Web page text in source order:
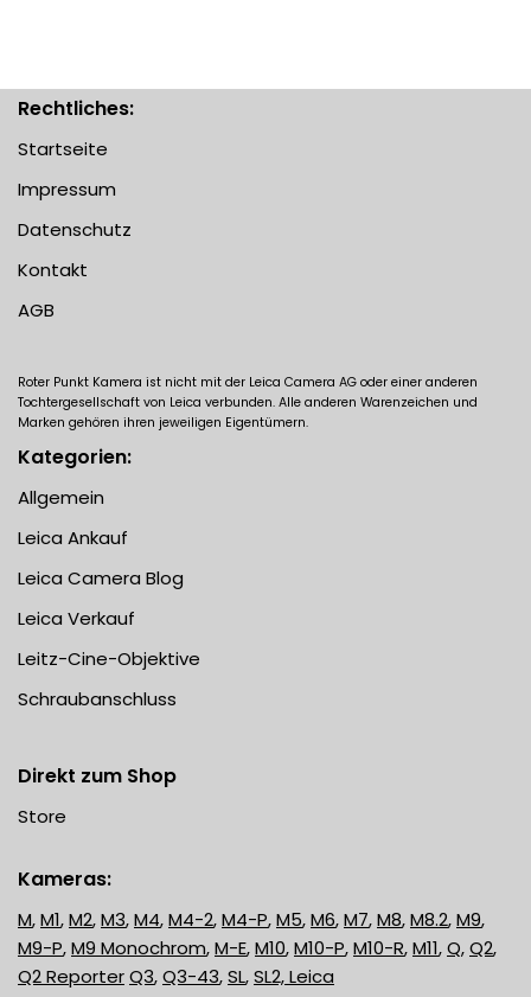
Rechtliches:
Startseite
Impressum
Datenschutz
Kontakt
AGB
Roter Punkt Kamera ist nicht mit der Leica Camera AG oder einer anderen
Tochtergesellschaft von Leica verbunden. Alle anderen Warenzeichen und
Marken gehören ihren jeweiligen Eigentümern.
Kategorien:
Allgemein
Leica Ankauf
Leica Camera Blog
Leica Verkauf
Leitz-Cine-Objektive
Schraubanschluss
Direkt zum Shop
Store
Kameras:
M,M1,M2,M3,M4,M4-2,M4-P,M5,M6,M7,M8,M8.2,M9,
M9-P,M9 Monochrom,M-E,M10,M10-P,M10-R,M11,Q,Q2,
Q2 ReporterQ3,Q3-43,SL,SL2,Leica